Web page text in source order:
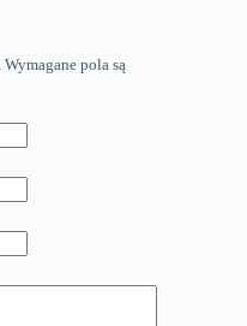
Wymagane pola są